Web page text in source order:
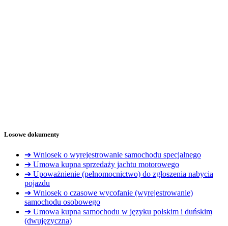
Losowe dokumenty
➔ Wniosek o wyrejestrowanie samochodu specjalnego
➔ Umowa kupna sprzedaży jachtu motorowego
➔ Upoważnienie (pełnomocnictwo) do zgłoszenia nabycia
pojazdu
➔ Wniosek o czasowe wycofanie (wyrejestrowanie)
samochodu osobowego
➔ Umowa kupna samochodu w języku polskim i duńskim
(dwujęzyczna)